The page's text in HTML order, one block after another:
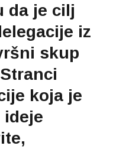
da je cilj
iz
skup
koja je